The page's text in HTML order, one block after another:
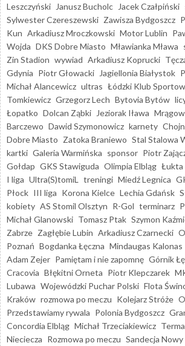
Leszczyński
Janusz Bucholc Jacek Czałpiński
Sylwester Czereszewski Zawisza Bydgoszcz
Kun Arkadiusz Mroczkowski Motor Lublin
Wojda DKS Dobre Miasto Mławianka Mława
Zin Stadion wywiad Arkadiusz Koprucki
Gdynia Piotr Głowacki Jagiellonia Białystok
Michał Alancewicz ultras Łódzki Klub
Tomkiewicz Grzegorz Lech Bytovia Bytów
Łopatko Dolcan Ząbki Jeziorak Iława
Barczewo Dawid Szymonowicz karnety
Dobre Miasto Zatoka Braniewo Stal Stalowa
kartki Galeria Warmińska sponsor Piotr
Gołdap GKS Stawiguda Olimpia Elbląg Łukta
I liga Ultra(S)tomiL treningi Miedź Legnica
Płock III liga Korona Kielce Lechia Gdańsk
kobiety AS Stomil Olsztyn R-Gol terminarz
Michał Glanowski Tomasz Ptak Szymon
Zabrze Zagłębie Lubin Arkadiusz Czarnecki
Poznań Bogdanka Łęczna Mindaugas Kalonas
Adam Zejer Pamiętam i nie zapomnę Górnik
Cracovia Błękitni Orneta Piotr Klepczarek
Lubawa Wojewódzki Puchar Polski Flota
Kraków rozmowa po meczu Kolejarz Stróże
Przedstawiamy rywala Polonia Bydgoszcz
Concordia Elbląg Michał Trzeciakiewicz
Nieciecza Rozmowa po meczu Sandecja Nowy